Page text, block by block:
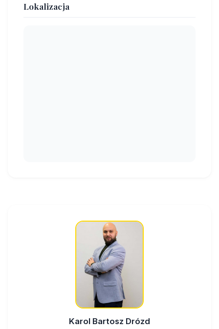
Lokalizacja
Karol Bartosz Drózd